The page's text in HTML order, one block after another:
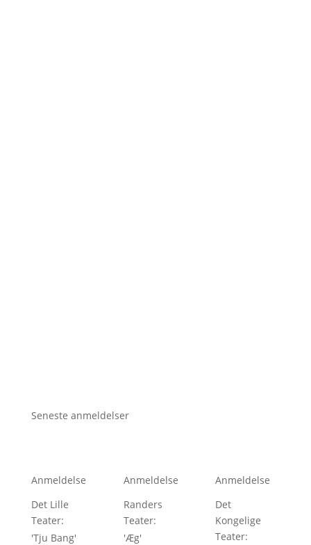
Seneste anmeldelser
Anmeldelse
Det Lille
Teater:
'Tju Bang'
Anmeldelse
Randers
Teater:
'Æg'
Anmeldelse
Det
Kongelige
Teater: